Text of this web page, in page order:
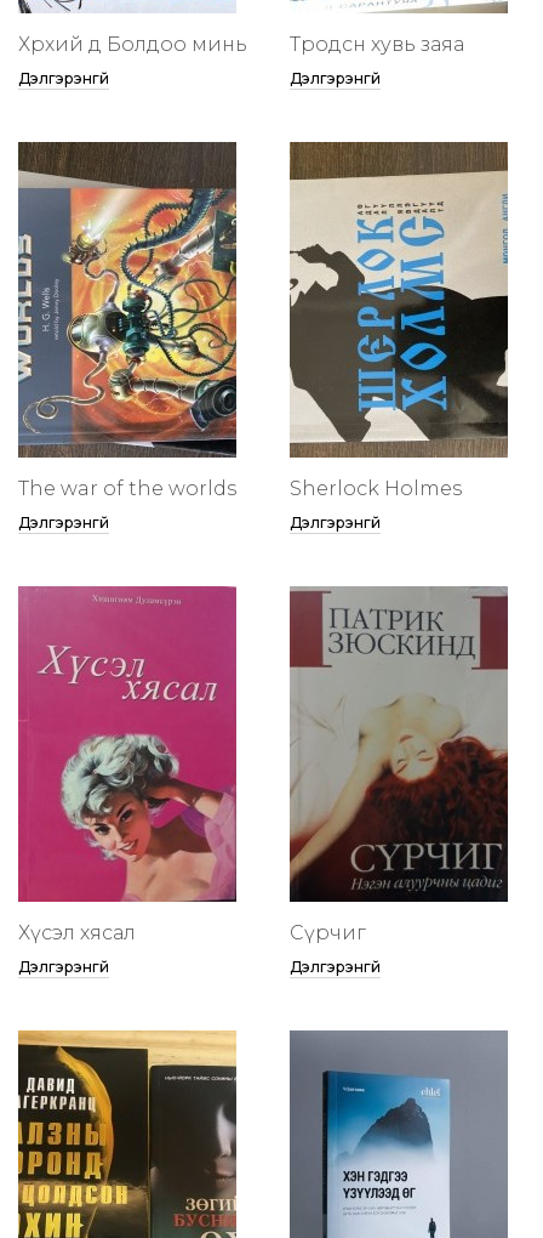
Хөөрхий дөө Болдоо минь
Дэлгэрэнгүй
Төөрөодсөн хувь заяа
Дэлгэрэнгүй
The war of the worlds
Дэлгэрэнгүй
Sherlock Holmes
Дэлгэрэнгүй
Хүсэл хясал
Дэлгэрэнгүй
Сүрчиг
Дэлгэрэнгүй